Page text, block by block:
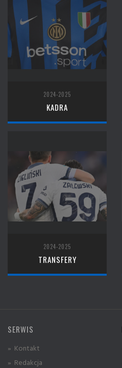
2024-2025
KADRA
2024-2025
TRANSFERY
SERWIS
» Kontakt
» Redakcja